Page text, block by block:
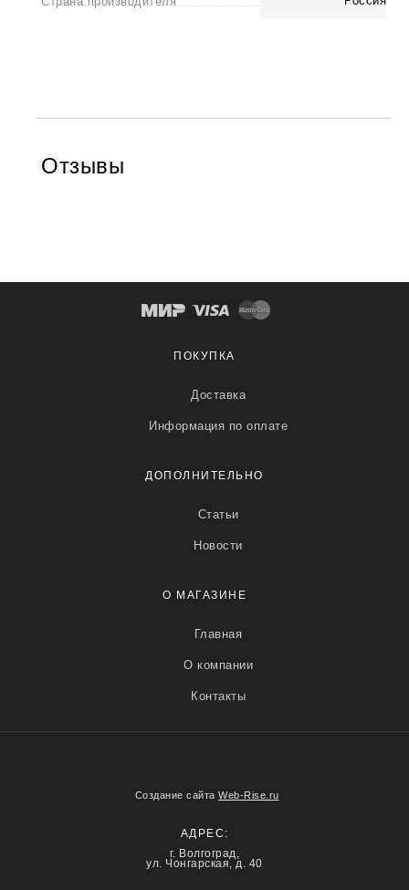
Отзывы
ПОКУПКА
Доставка
Информация по оплате
ДОПОЛНИТЕЛЬНО
Статьи
Новости
О МАГАЗИНЕ
Главная
О компании
Контакты
Создание сайта Web-Rise.ru
АДРЕС:
г. Волгоград,
ул. Чонгарская, д. 40